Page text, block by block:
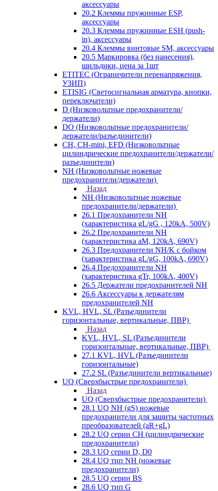
аксессуары
20.2 Клеммы пружинные ESP,
аксессуары
20.3 Клеммы пружинные ESH (push-
in), аксессуары
20.4 Клеммы винтовые SM, аксессуары
20.5 Маркировка (без нанесения),
шильдики, цена за 1шт
ETITEC (Ограничители перенапряжения,
УЗИП)
ETISIG (Светосигнальная арматура, кнопки,
переключатели)
D (Низковольтные предохранители/
держатели)
DO (Низковольтные предохранители/
держатели/разъединители)
CH, CH-mini, EFD (Низковольтные
цилиндрические предохранители/держатели/
разъединители)
NH (Низковольтные ножевые
предохранители/держатели)
Назад
NH (Низковольтные ножевые
предохранители/держатели)
26.1 Предохранители NH
(характеристика gL/gG , 120kA, 500V)
26.2 Предохранители NH
(характеристика aM, 120kA, 690V)
26.3 Предохранители NH/K с бойком
(характеристика gL/gG, 100kA, 690V)
26.4 Предохранители NH
(характеристика gTr, 100kA, 400V)
26.5 Держатели предохранителей NH
26.6 Аксессуары к держателям
предохранителей NH
KVL, HVL, SL (Разъединители
горизонтальные, вертикальные, ПВР)
Назад
KVL, HVL, SL (Разъединители
горизонтальные, вертикальные, ПВР)
27.1 KVL, HVL (Разъединители
горизонтальные)
27.2 SL (Разъединители вертикальные)
UQ (Сверхбыстрые предохранители)
Назад
UQ (Сверхбыстрые предохранители)
28.1 UQ NH (gS) ножевые
предохранители для защиты частотных
преобразователей (aR+gL)
28.2 UQ серии CH (цилиндрические
предохранители)
28.3 UQ серии D, D0
28.4 UQ тип NH (ножевые
предохранители)
28.5 UQ серии BS
28.6 UQ тип G